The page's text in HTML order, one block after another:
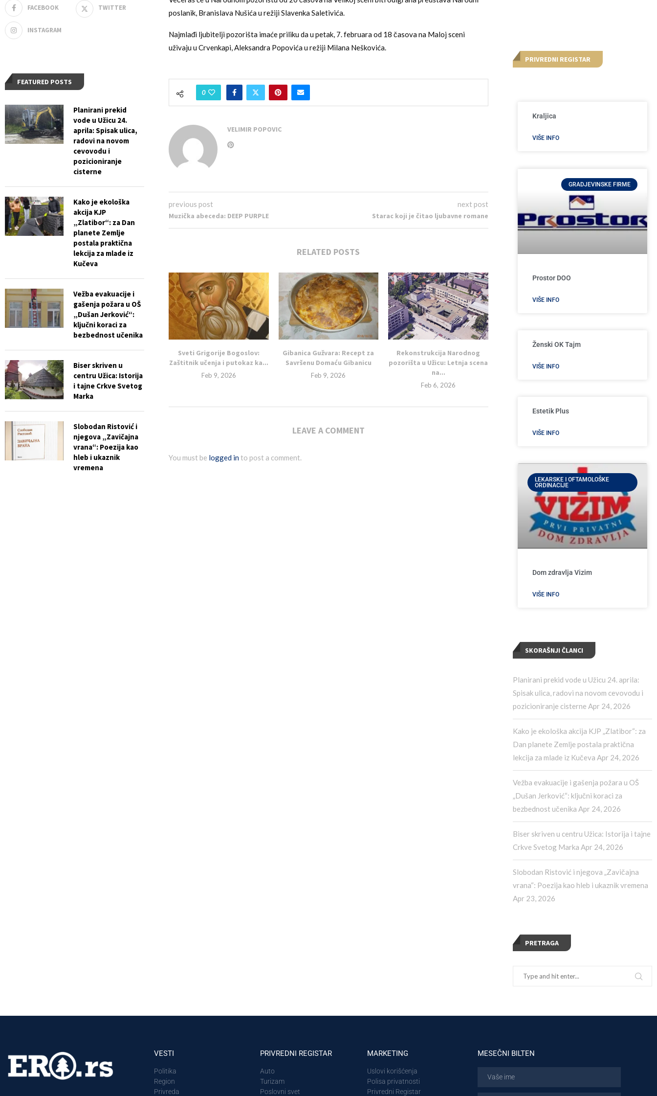
poslanik, Branislava Nušića u režiji Slavenka Saletivića.
Najmlađi ljubitelji pozorišta imaće priliku da u petak, 7. februara od 18 časova na Maloj sceni
uživaju u Crvenkapi, Aleksandra Popovića u režiji Milana Neškovića.
0
VELIMIR POPOVIC
previous post
Muzička abeceda: DEEP PURPLE
next post
Starac koji je čitao ljubavne romane
RELATED POSTS
Sveti Grigorije Bogoslov:
Zaštitnik učenja i putokaz ka...
Feb 9, 2026
Gibanica Gužvara: Recept za
Savršenu Domaću Gibanicu
Feb 9, 2026
Rekonstrukcija Narodnog
pozorišta u Užicu: Letnja scena
na...
Feb 6, 2026
LEAVE A COMMENT
You must be logged into post a comment.
PRIVREDNI REGISTAR
Kraljica
VIŠE INFO
GRADJEVINSKE FIRME
Prostor DOO
VIŠE INFO
Ženski OK Tajm
VIŠE INFO
Estetik Plus
VIŠE INFO
LEKARSKE I OFTAMOLOŠKE
ORDINACIJE
Dom zdravlja Vizim
VIŠE INFO
SKORAŠNJI ČLANCI
Planirani prekid vode u Užicu 24. aprila:
Spisak ulica, radovi na novom cevovodu i
pozicioniranje cisterne Apr 24, 2026
Kako je ekološka akcija KJP „Zlatibor“: za
Dan planete Zemlje postala praktična
lekcija za mlade iz Kučeva Apr 24, 2026
Vežba evakuacije i gašenja požara u OŠ
„Dušan Jerković“: ključni koraci za
bezbednost učenika Apr 24, 2026
Biser skriven u centru Užica: Istorija i tajne
Crkve Svetog Marka Apr 24, 2026
Slobodan Ristović i njegova „Zavičajna
vrana“: Poezija kao hleb i ukaznik vremena
Apr 23, 2026
PRETRAGA
FACEBOOK TWITTER
INSTAGRAM
FEATURED POSTS
Planirani prekid
vode u Užicu 24.
aprila: Spisak ulica,
radovi na novom
cevovodu i
pozicioniranje
cisterne
Kako je ekološka
akcija KJP
„Zlatibor“: za Dan
planete Zemlje
postala praktična
lekcija za mlade iz
Kučeva
Vežba evakuacije i
gašenja požara u OŠ
„Dušan Jerković“:
ključni koraci za
bezbednost učenika
Biser skriven u
centru Užica: Istorija
i tajne Crkve Svetog
Marka
Slobodan Ristović i
njegova „Zavičajna
vrana“: Poezija kao
hleb i ukaznik
vremena
VESTI
Politika
Region
Privreda
PRIVREDNI REGISTAR
Auto
Turizam
Poslovni svet
MARKETING
Uslovi korišćenja
Polisa privatnosti
Privredni Registar
MESEČNI BILTEN